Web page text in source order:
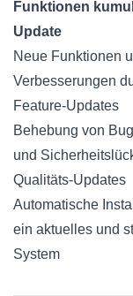
Funktionen
Update
Neue Funktionen
Verbesserungen
Feature-Updates
Behebung von
und
Qualitäts-Updates
Automatische
ein aktuelles und
System